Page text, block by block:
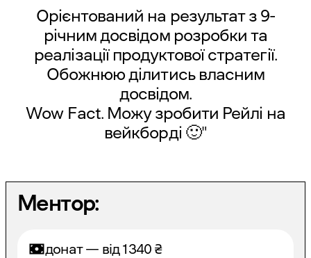
Орієнтований на результат з 9-
річним досвідом розробки та
реалізації продуктової стратегії.
Обожнюю ділитись власним
досвідом.
Wow Fact. Можу зробити Рейлі на
вейкборді 🙂"
Ментор:
донат — від 1340 ₴